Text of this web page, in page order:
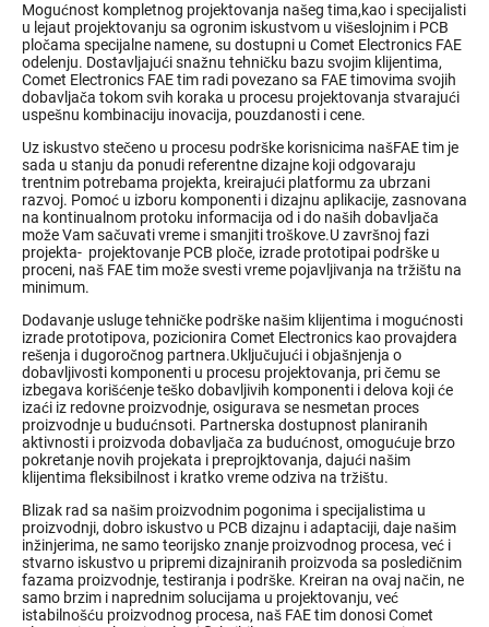
Mogućnost kompletnog projektovanja našeg tima,kao i specijalisti
u lejaut projektovanju sa ogronim iskustvom u višeslojnim i PCB
pločama specijalne namene, su dostupni u Comet Electronics FAE
odelenju. Dostavljajući snažnu tehničku bazu svojim klijentima,
Comet Electronics FAE tim radi povezano sa FAE timovima svojih
dobavljača tokom svih koraka u procesu projektovanja stvarajući
uspešnu kombinaciju inovacija, pouzdanosti i cene.
Uz iskustvo stečeno u procesu podrške korisnicima našFAE tim je
sada u stanju da ponudi referentne dizajne koji odgovaraju
trentnim potrebama projekta, kreirajući platformu za ubrzani
razvoj. Pomoć u izboru komponenti i dizajnu aplikacije, zasnovana
na kontinualnom protoku informacija od i do naših dobavljača
može Vam sačuvati vreme i smanjiti troškove.U završnoj fazi
projekta- projektovanje PCB ploče, izrade prototipai podrške u
proceni, naš FAE tim može svesti vreme pojavljivanja na tržištu na
minimum.
Dodavanje usluge tehničke podrške našim klijentima i mogućnosti
izrade prototipova, pozicionira Comet Electronics kao provajdera
rešenja i dugoročnog partnera.Uključujući i objašnjenja o
dobavljivosti komponenti u procesu projektovanja, pri čemu se
izbegava korišćenje teško dobavljivih komponenti i delova koji će
izaći iz redovne proizvodnje, osigurava se nesmetan proces
proizvodnje u budućnsoti. Partnerska dostupnost planiranih
aktivnosti i proizvoda dobavljača za budućnost, omogućuje brzo
pokretanje novih projekata i preprojktovanja, dajući našim
klijentima fleksibilnost i kratko vreme odziva na tržištu.
Blizak rad sa našim proizvodnim pogonima i specijalistima u
proizvodnji, dobro iskustvo u PCB dizajnu i adaptaciji, daje našim
inžinjerima, ne samo teorijsko znanje proizvodnog procesa, već i
stvarno iskustvo u pripremi dizajniranih proizvoda sa posledičnim
fazama proizvodnje, testiranja i podrške. Kreiran na ovaj način, ne
samo brzim i naprednim solucijama u projektovanju, već
istabilnošću proizvodnog procesa, naš FAE tim donosi Comet